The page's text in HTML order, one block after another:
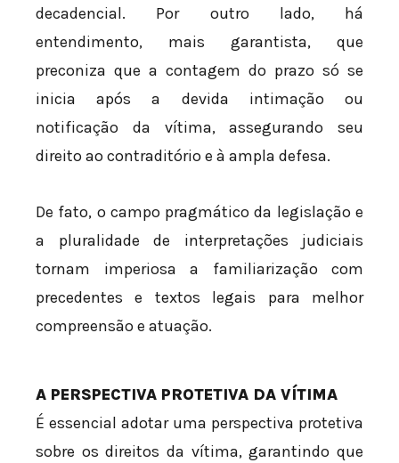
decadencial. Por outro lado, há
entendimento, mais garantista, que
preconiza que a contagem do prazo só se
inicia após a devida intimação ou
notificação da vítima, assegurando seu
direito ao contraditório e à ampla defesa.
De fato, o campo pragmático da legislação e
a pluralidade de interpretações judiciais
tornam imperiosa a familiarização com
precedentes e textos legais para melhor
compreensão e atuação.
A PERSPECTIVA PROTETIVA DA VÍTIMA
É essencial adotar uma perspectiva protetiva
sobre os direitos da vítima, garantindo que